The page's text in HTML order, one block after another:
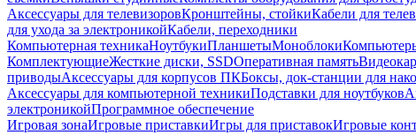
Аксессуары для телевизоровКронштейны, стойкиКабели для
для ухода за электроникойКабели, переходники
Компьютерная техникаНоутбукиПланшетыМоноблоки
КомплектующиеЖесткие диски, SSDОперативная память
приводыАксессуары для корпусов ПКБоксы, док-станции для
Аксессуары для компьютерной техникиПодставки для ноутбуков
электроникойПрограммное обеспечение
Игровая зонаИгровые приставкиИгры для приставокИгровые